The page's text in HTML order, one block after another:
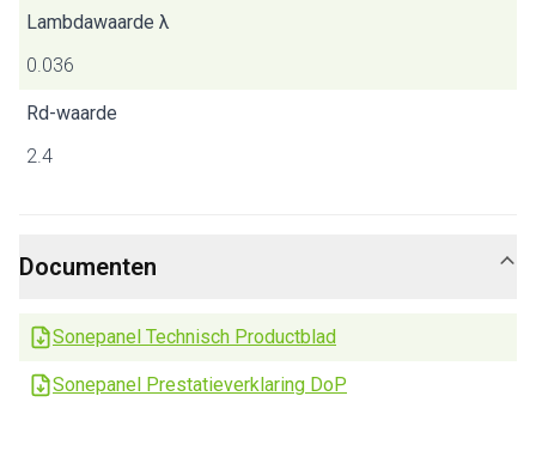
Lambdawaarde λ
0.036
Rd-waarde
2.4
Documenten
Sonepanel Technisch Productblad
Sonepanel Prestatieverklaring DoP